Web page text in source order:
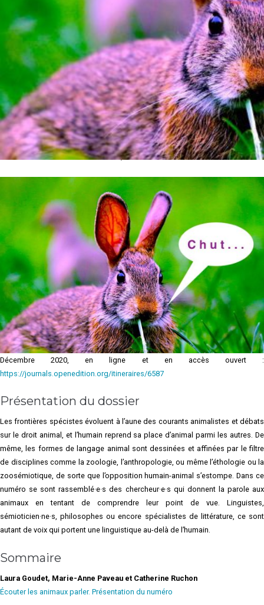
Discours animal. Langages,
interactions, représentations
Itinéraires. Littérature, textes, cultures, n°
2020-2
Sous la direction de Laura Goudet, Marie-Anne Paveau et Catherine Ruchon
Décembre 2020, en ligne et en accès ouvert :
https://journals.openedition.org/itineraires/6587
Présentation du dossier
Les frontières spécistes évoluent à l’aune des courants animalistes et débats
sur le droit animal, et l’humain reprend sa place d’animal parmi les autres. De
même, les formes de langage animal sont dessinées et affinées par le filtre
de disciplines comme la zoologie, l’anthropologie, ou même l’éthologie ou la
zoosémiotique, de sorte que l’opposition humain-animal s’estompe. Dans ce
numéro se sont rassemblé·e·s des chercheur·e·s qui donnent la parole aux
animaux en tentant de comprendre leur point de vue. Linguistes,
sémioticien·ne·s, philosophes ou encore spécialistes de littérature, ce sont
autant de voix qui portent une linguistique au-delà de l’humain.
Sommaire
Laura Goudet, Marie-Anne Paveau et Catherine Ruchon
Écouter les animaux parler. Présentation du numéro